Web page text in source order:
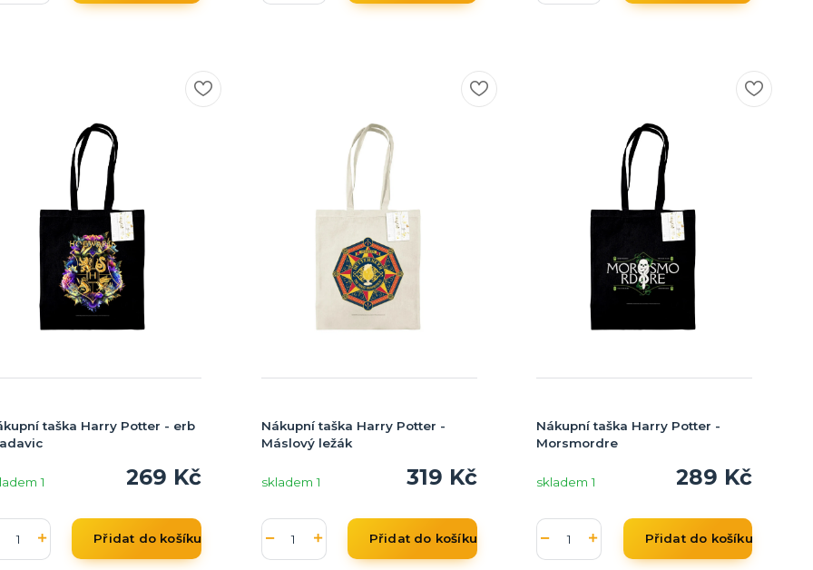
taška Harry Potter - erb
269 Kč
1
Přidat do košíku
Nákupní taška Harry Potter -
Máslový ležák
319 Kč
skladem 1
Přidat do košíku
Nákupní taška Harry Potter -
Morsmordre
289 Kč
skladem 1
Přidat do košíku